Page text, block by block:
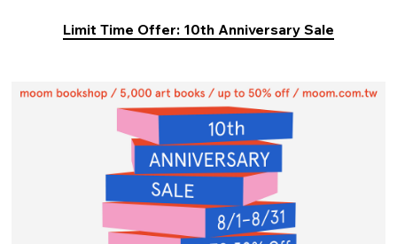
Limit Time Offer: 10th Anniversary Sale